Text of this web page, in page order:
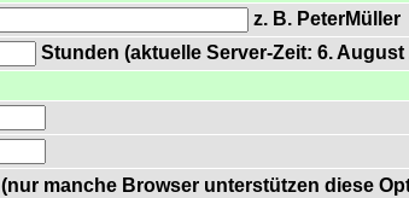
z. B. PeterMüller
Stunden (aktuelle Server-Zeit: 6. August
(nur manche Browser unterstützen diese